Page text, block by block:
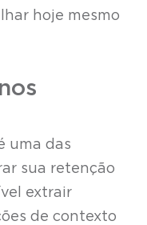
hoje mesmo
uma das
sua retenção
extrair
de contexto